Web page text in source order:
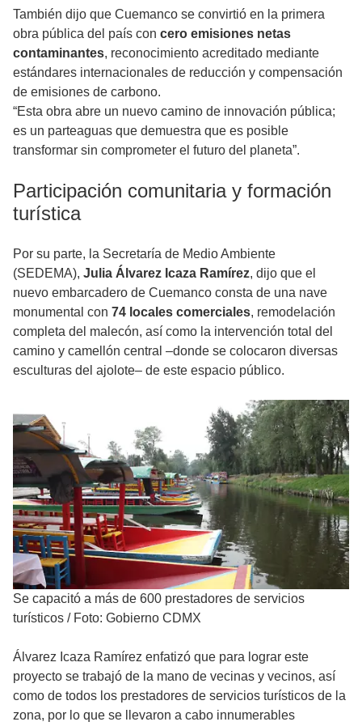
También dijo que Cuemanco se convirtió en la primera
obra pública del país con cero emisiones netas
contaminantes, reconocimiento acreditado mediante
estándares internacionales de reducción y compensación
de emisiones de carbono.
“Esta obra abre un nuevo camino de innovación pública;
es un parteaguas que demuestra que es posible
transformar sin comprometer el futuro del planeta”.
Participación comunitaria y formación
turística
Por su parte, la Secretaría de Medio Ambiente
(SEDEMA), Julia Álvarez Icaza Ramírez, dijo que el
nuevo embarcadero de Cuemanco consta de una nave
monumental con 74 locales comerciales, remodelación
completa del malecón, así como la intervención total del
camino y camellón central –donde se colocaron diversas
esculturas del ajolote– de este espacio público.
Se capacitó a más de 600 prestadores de servicios
turísticos / Foto: Gobierno CDMX
Álvarez Icaza Ramírez enfatizó que para lograr este
proyecto se trabajó de la mano de vecinas y vecinos, así
como de todos los prestadores de servicios turísticos de la
zona, por lo que se llevaron a cabo innumerables